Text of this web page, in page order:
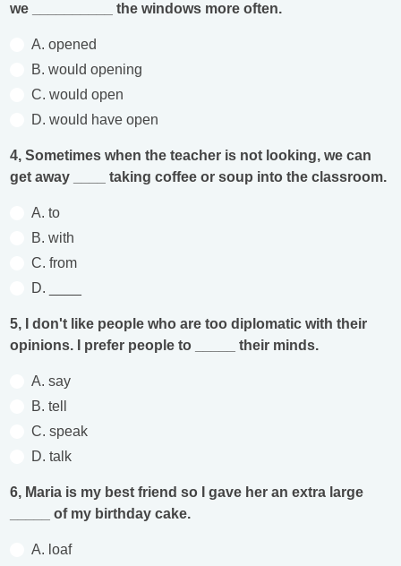
we __________ the windows more often.
A. opened
B. would opening
C. would open
D. would have open
4, Sometimes when the teacher is not looking, we can
get away ____ taking coffee or soup into the classroom.
A. to
B. with
C. from
D. ____
5, I don't like people who are too diplomatic with their
opinions. I prefer people to _____ their minds.
A. say
B. tell
C. speak
D. talk
6, Maria is my best friend so I gave her an extra large
_____ of my birthday cake.
A. loaf